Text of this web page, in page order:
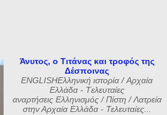
Άνυτος, ο Τιτάνας και τροφός της
Δέσποινας
ENGLISHΕλληνική ιστορία / Αρχαία
Ελλάδα - Tελευταίες
αναρτήσεις Ελληνισμός / Πίστη / Λατρεία
στην Αρχαία Ελλάδα - Τελευταίες...